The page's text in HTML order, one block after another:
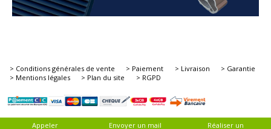
> Conditions générales de vente > Paiement > Livraison
> Garantie
> Mentions légales
> Plan du site > RGPD
Appeler Envoyer un mail Réaliser un